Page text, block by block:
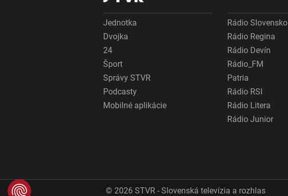
Jednotka
Dvojka
24
Šport
Správy STVR
Podcasty
Mobilné aplikácie
Rádio Slovensko
Rádio Regina
Rádio Devín
Rádio_FM
Patria
Rádio RSI
Rádio Litera
Rádio Junior
© 2026 STVR - Slovenská televízia a rozhlas